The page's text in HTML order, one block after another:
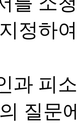
정하
과 피
질문